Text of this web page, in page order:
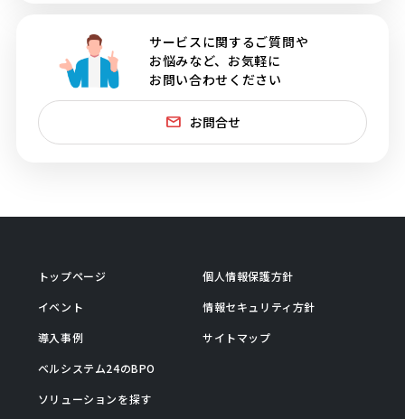
サービスに関するご質問や
お悩みなど、お気軽に
お問い合わせください
お問合せ
トップページ
イベント
導入事例
ベルシステム24のBPO
ソリューションを探す
個人情報保護方針
情報セキュリティ方針
サイトマップ